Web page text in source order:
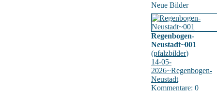
Neue Bilder
Regenbogen-
Neustadt~001
(pfalzbilder)
14-05-
2026~Regenbogen-
Neustadt
Kommentare: 0